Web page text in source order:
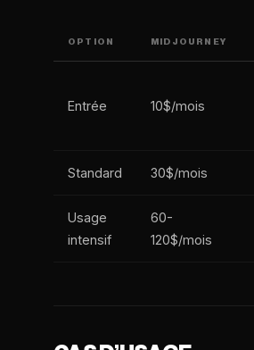
OPTION MIDJOURNEY
Entrée 10$/mois
Standard 30$/mois
Usage
intensif
60-
120$/mois